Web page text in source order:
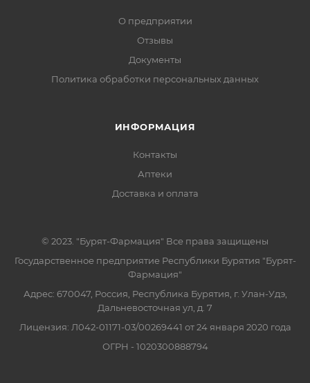
О предприятии
Отзывы
Документы
Политика обработки персональных данных
ИНФОРМАЦИЯ
Контакты
Аптеки
Доставка и оплата
© 2023. "Бурят-Фармация" Все права защищены
Государственное предприятие Республики Бурятия "Бурят-
Фармация"
Адрес: 670047, Россия, Республика Бурятия, г. Улан-Удэ,
Дальневосточная ул, д. 7
Лицензия: Л042-01171-03/00269441 от 24 января 2020 года
ОГРН - 1020300888794